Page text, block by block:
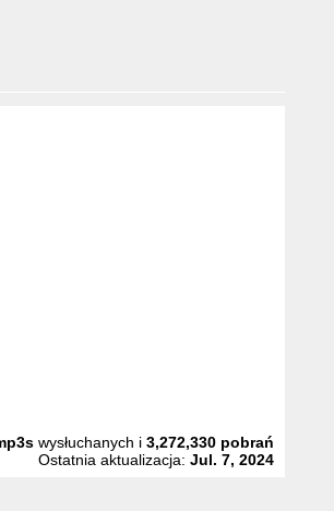
wysłuchanych i3,272,330 pobrań
Ostatnia aktualizacja:Jul. 7, 2024